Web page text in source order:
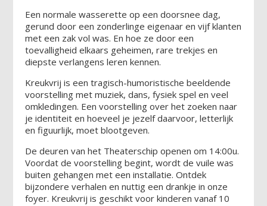
Een normale wasserette op een doorsnee dag,
gerund door een zonderlinge eigenaar en vijf klanten
met een zak vol was. En hoe ze door een
toevalligheid elkaars geheimen, rare trekjes en
diepste verlangens leren kennen.
Kreukvrij is een tragisch-humoristische beeldende
voorstelling met muziek, dans, fysiek spel en veel
omkledingen. Een voorstelling over het zoeken naar
je identiteit en hoeveel je jezelf daarvoor, letterlijk
en figuurlijk, moet blootgeven.
De deuren van het Theaterschip openen om 14:00u.
Voordat de voorstelling begint, wordt de vuile was
buiten gehangen met een installatie. Ontdek
bijzondere verhalen en nuttig een drankje in onze
foyer. Kreukvrij is geschikt voor kinderen vanaf 10